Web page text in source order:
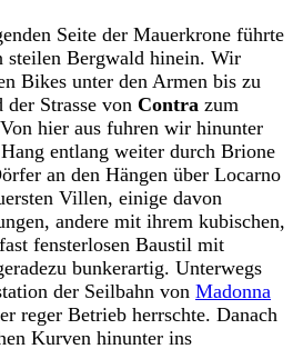
Seite der Mauerkrone führte
steilen Bergwald hinein. Wir
Bikes unter den Armen bis zu
der Strasse vonContra zum
hier aus fuhren wir hinunter
entlang weiter durch Brione
an den Hängen über Locarno
Villen, einige davon
andere mit ihrem kubischen,
fensterlosen Baustil mit
bunkerartig. Unterwegs
der Seilbahn vonMadonna
reger Betrieb herrschte. Danach
Kurven hinunter ins